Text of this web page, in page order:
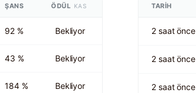
ŞANS ÖDÜL KAS
92 % Bekliyor
43 % Bekliyor
184 % Bekliyor
TARIH
2 saat önce
2 saat önce
2 saat önce